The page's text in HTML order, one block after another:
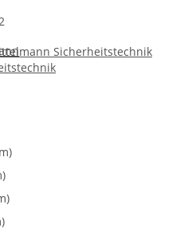
Sicherheitstechnik